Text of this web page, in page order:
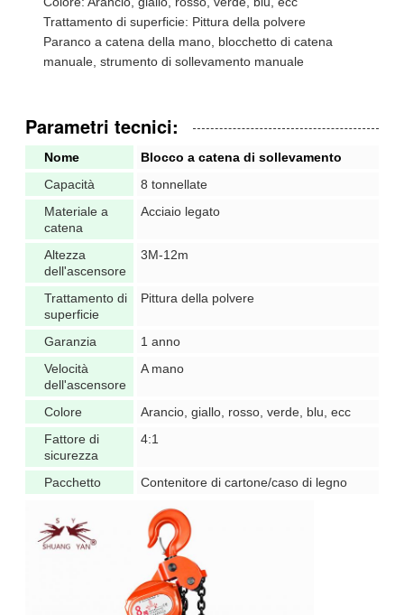
Trattamento di superficie: Pittura della polvere
Paranco a catena della mano, blocchetto di catena
manuale, strumento di sollevamento manuale
Parametri tecnici:
Nome
Blocco a catena di sollevamento
Capacità
8 tonnellate
Materiale a
catena
Acciaio legato
Altezza
dell'ascensore
3M-12m
Trattamento di
superficie
Pittura della polvere
Garanzia
1 anno
Velocità
dell'ascensore
A mano
Colore
Arancio, giallo, rosso, verde, blu, ecc
Fattore di
sicurezza
4:1
Pacchetto Contenitore di cartone/caso di legno